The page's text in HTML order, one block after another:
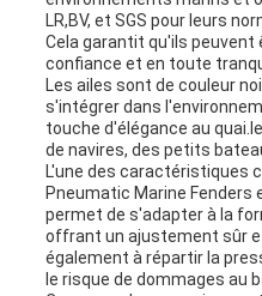
LR,BV, et SGS pour leurs
Cela garantit qu'ils
confiance et en toute
Les ailes sont de couleur
s'intégrer dans
touche d'élégance au
de navires, des petits
L'une des caractéristiques
Pneumatic Marine Fenders
permet de s'adapter à la
offrant un ajustement sûr
également à répartir la
le risque de dommages au